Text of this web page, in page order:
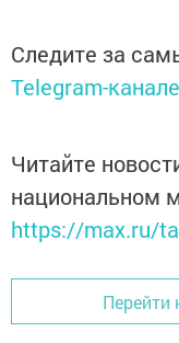
Следите за
Telegram-канале
Читайте
национальном
https://max.ru/
Перейти